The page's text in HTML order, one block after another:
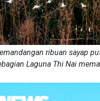
ribuan sayap
Laguna Thi Nai